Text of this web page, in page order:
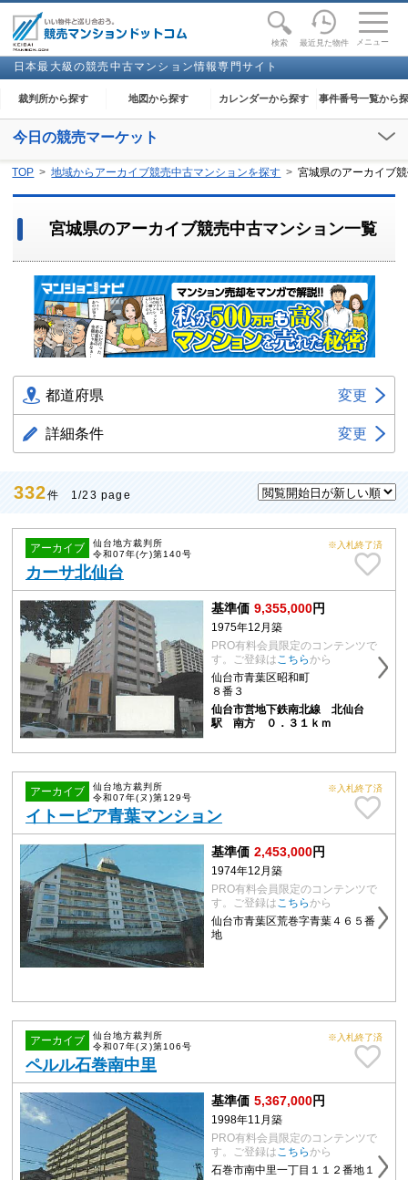
検索 最近見た物件 メニュー
日本最大級の競売中古マンション情報専門サイト
裁判所から探す 地図から探す カレンダーから探す 事件番号一覧から
toggle
今日の競売マーケット
TOP 地域からアーカイブ競売中古マンションを探す 宮城県のアーカイブ
宮城県のアーカイブ競売中古マンション一覧
都道府県 変更
詳細条件 変更
332件 1/23 page
アーカイブ
仙台地方裁判所
令和07年(ケ)第140号
カーサ北仙台
※入札終了済
基準価 9,355,000円
1975年12月築
PRO有料会員限定のコンテンツで
す。ご登録はこちら から
仙台市青葉区昭和町
８番３
仙台市営地下鉄南北線 北仙台
駅 南方 ０．３１ｋｍ
アーカイブ
仙台地方裁判所
令和07年(ヌ)第129号
イトーピア青葉マンション
※入札終了済
基準価 2,453,000円
1974年12月築
PRO有料会員限定のコンテンツで
す。ご登録は こちら から
仙台市青葉区荒巻字青葉４６５番
地
アーカイブ
仙台地方裁判所
令和07年(ヌ)第106号
ペルル石巻南中里
※入札終了済
基準価 5,367,000円
1998年11月築
PRO有料会員限定のコンテンツで
す。ご登録は こちら から
石巻市南中里一丁目１１２番地１